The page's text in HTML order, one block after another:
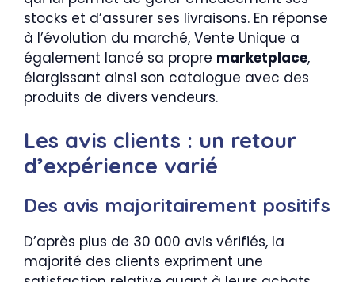
stocks et d’assurer ses livraisons. En réponse
à l’évolution du marché, Vente Unique a
également lancé sa propre marketplace,
élargissant ainsi son catalogue avec des
produits de divers vendeurs.
Les avis clients : un retour
d’expérience varié
Des avis majoritairement positifs
D’après plus de 30 000 avis vérifiés, la
majorité des clients expriment une